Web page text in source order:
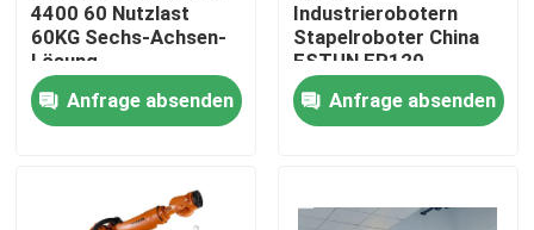
Über uns
Werksbesichtigung
4400 60 Nutzlast
60KG Sechs-Achsen-
Lösung
Anfrage absenden
Industrierobotern
Stapelroboter China
ESTUN ER120
Anfrage absenden